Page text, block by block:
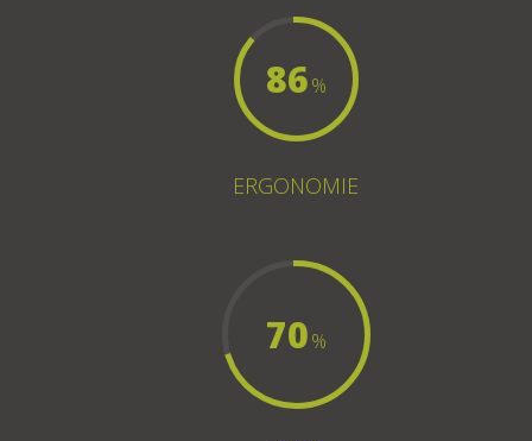
86%
ERGONOMIE
70%